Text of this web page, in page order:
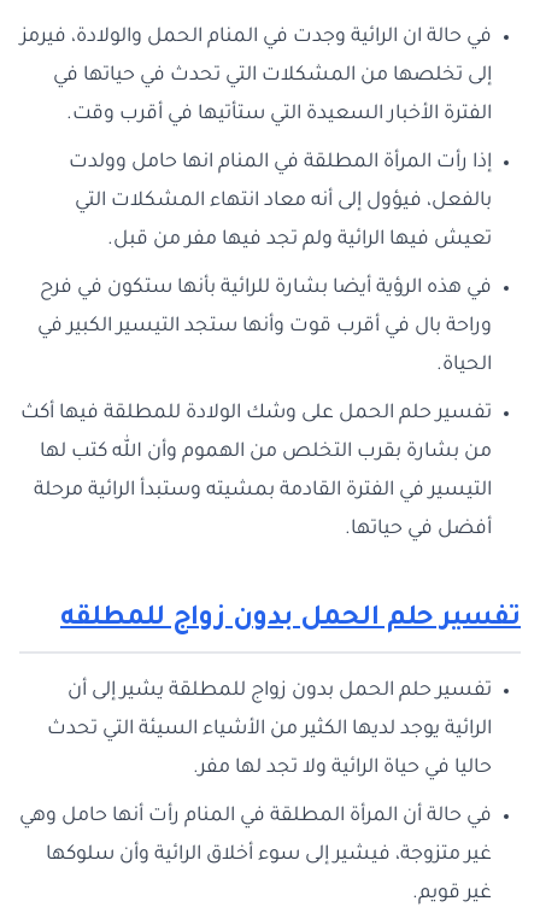
في حالة ان الرائية وجدت في المنام الحمل والولادة، فيرمز
إلى تخلصها من المشكلات التي تحدث في حياتها في
الفترة الأخبار السعيدة التي ستأتيها في أقرب وقت.
إذا رأت المرأة المطلقة في المنام انها حامل وولدت
بالفعل، فيؤول إلى أنه معاد انتهاء المشكلات التي
تعيش فيها الرائية ولم تجد فيها مفر من قبل.
في هذه الرؤية أيضا بشارة للرائية بأنها ستكون في فرح
وراحة بال في أقرب قوت وأنها ستجد التيسير الكبير في
الحياة.
تفسير حلم الحمل على وشك الولادة للمطلقة فيها أكث
من بشارة بقرب التخلص من الهموم وأن الله كتب لها
التيسير في الفترة القادمة بمشيته وستبدأ الرائية مرحلة
أفضل في حياتها.
تفسير حلم الحمل بدون زواج للمطلقه
تفسير حلم الحمل بدون زواج للمطلقة يشير إلى أن
الرائية يوجد لديها الكثير من الأشياء السيئة التي تحدث
حاليا في حياة الرائية ولا تجد لها مفر.
في حالة أن المرأة المطلقة في المنام رأت أنها حامل وهي
غير متزوجة، فيشير إلى سوء أخلاق الرائية وأن سلوكها
غير قويم.